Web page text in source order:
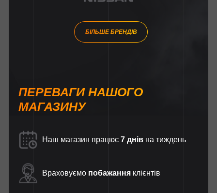
БІЛЬШЕ БРЕНДІВ
ПЕРЕВАГИ НАШОГО
МАГАЗИНУ
Наш магазин працює 7 днів на тиждень
Враховуємо побажання клієнтів